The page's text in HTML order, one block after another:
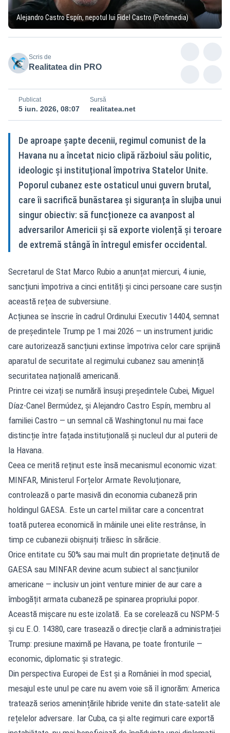
Alejandro Castro Espín, nepotul lui Fidel Castro (Profimedia)
Scris de
Realitatea din PRO
Publicat
5 iun. 2026, 08:07
Sursă
realitatea.net
De aproape șapte decenii, regimul comunist de la
Havana nu a încetat nicio clipă războiul său politic,
ideologic și instituțional împotriva Statelor Unite.
Poporul cubanez este ostaticul unui guvern brutal,
care îi sacrifică bunăstarea și siguranța în slujba unui
singur obiectiv: să funcționeze ca avanpost al
adversarilor Americii și să exporte violență și teroare
de extremă stângă în întregul emisfer occidental.
Secretarul de Stat Marco Rubio a anunțat miercuri, 4 iunie,
sancțiuni împotriva a cinci entități și cinci persoane care susțin
această rețea de subversiune.
Acțiunea se înscrie în cadrul Ordinului Executiv 14404, semnat
de președintele Trump pe 1 mai 2026 — un instrument juridic
care autorizează sancțiuni extinse împotriva celor care sprijină
aparatul de securitate al regimului cubanez sau amenință
securitatea națională americană.
Printre cei vizați se numără însuși președintele Cubei, Miguel
Díaz-Canel Bermúdez, și Alejandro Castro Espín, membru al
familiei Castro — un semnal că Washingtonul nu mai face
distincție între fațada instituțională și nucleul dur al puterii de
la Havana.
Ceea ce merită reținut este însă mecanismul economic vizat:
MINFAR, Ministerul Forțelor Armate Revoluționare,
controlează o parte masivă din economia cubaneză prin
holdingul GAESA. Este un cartel militar care a concentrat
toată puterea economică în mâinile unei elite restrânse, în
timp ce cubanezii obișnuiți trăiesc în sărăcie.
Orice entitate cu 50% sau mai mult din proprietate deținută de
GAESA sau MINFAR devine acum subiect al sancțiunilor
americane — inclusiv un joint venture minier de aur care a
îmbogățit armata cubaneză pe spinarea propriului popor.
Această mișcare nu este izolată. Ea se corelează cu NSPM-5
și cu E.O. 14380, care trasează o direcție clară a administrației
Trump: presiune maximă pe Havana, pe toate fronturile —
economic, diplomatic și strategic.
Din perspectiva Europei de Est și a României în mod special,
mesajul este unul pe care nu avem voie să îl ignorăm: America
tratează serios amenințările hibride venite din state-satelit ale
rețelelor adversare. Iar Cuba, ca și alte regimuri care exportă